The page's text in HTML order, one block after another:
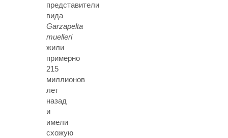
представители
вида
Garzapelta
muelleri
жили
примерно
215
миллионов
лет
назад
и
имели
схожую